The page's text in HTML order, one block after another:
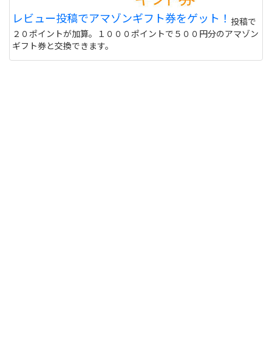
レビュー投稿でアマゾンギフト券をゲット！ 投稿で
２０ポイントが加算。１０００ポイントで５００円分のアマゾン
ギフト券と交換できます。